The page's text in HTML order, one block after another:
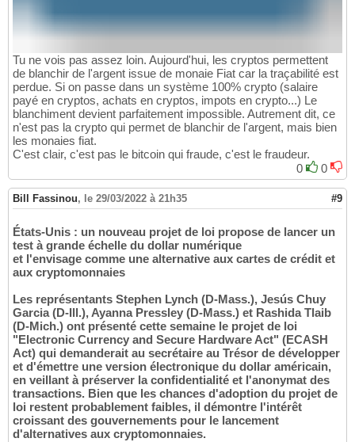
Tu ne vois pas assez loin. Aujourd'hui, les cryptos permettent
de blanchir de l'argent issue de monaie Fiat car la traçabilité est
perdue. Si on passe dans un système 100% crypto (salaire
payé en cryptos, achats en cryptos, impots en crypto...) Le
blanchiment devient parfaitement impossible. Autrement dit, ce
n'est pas la crypto qui permet de blanchir de l'argent, mais bien
les monaies fiat.
C'est clair, c'est pas le bitcoin qui fraude, c'est le fraudeur.
0
0
Bill Fassinou, le 29/03/2022 à 21h35 #9
États-Unis : un nouveau projet de loi propose de lancer un
test à grande échelle du dollar numérique
et l'envisage comme une alternative aux cartes de crédit et
aux cryptomonnaies
Les représentants Stephen Lynch (D-Mass.), Jesús Chuy
Garcia (D-Ill.), Ayanna Pressley (D-Mass.) et Rashida Tlaib
(D-Mich.) ont présenté cette semaine le projet de loi
"Electronic Currency and Secure Hardware Act" (ECASH
Act) qui demanderait au secrétaire au Trésor de développer
et d'émettre une version électronique du dollar américain,
en veillant à préserver la confidentialité et l'anonymat des
transactions. Bien que les chances d'adoption du projet de
loi restent probablement faibles, il démontre l'intérêt
croissant des gouvernements pour le lancement
d'alternatives aux cryptomonnaies.